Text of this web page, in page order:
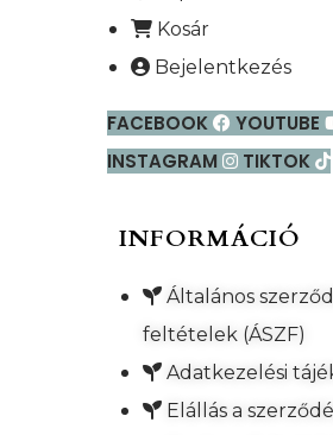
Kosár
Bejelentkezés
FACEBOOK
YOUTUBE
INSTAGRAM
TIKTOK
INFORMÁCIÓ
Általános
feltételek (ÁSZF)
Adatkezelési
Elállás a